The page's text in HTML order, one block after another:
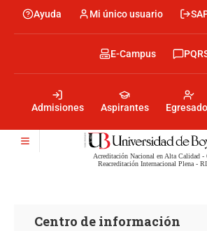
contenido
Menu
encabezado
Ayuda Mi único usuario
encabezado
Admisiones Aspirantes
Menu
encabezado
-
Derecha
E-Campus
Acreditación Nacional en Alta Calidad -
Reacreditación Internacional Plena -
Centro de información